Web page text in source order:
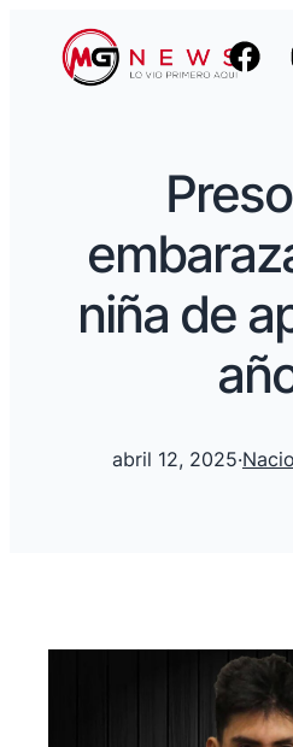
niña de
abril 12, 2025·